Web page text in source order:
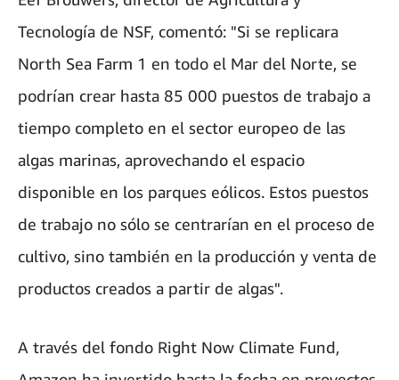
Tecnología de NSF, comentó: "Si se replicara
North Sea Farm 1 en todo el Mar del Norte, se
podrían crear hasta 85 000 puestos de trabajo a
tiempo completo en el sector europeo de las
algas marinas, aprovechando el espacio
disponible en los parques eólicos. Estos puestos
de trabajo no sólo se centrarían en el proceso de
cultivo, sino también en la producción y venta de
productos creados a partir de algas".
A través del fondo Right Now Climate Fund,